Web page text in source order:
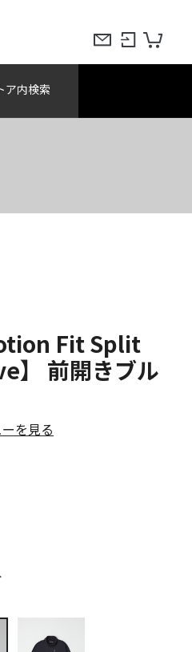
ア内検索
Fit Split
】 前開きブル
を見る